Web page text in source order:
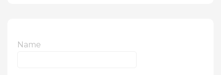
Name